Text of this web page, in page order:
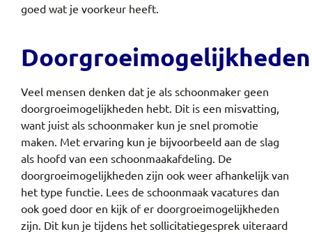
goed wat je voorkeur heeft.
Doorgroeimogelijkheden
Veel mensen denken dat je als schoonmaker geen
doorgroeimogelijkheden hebt. Dit is een misvatting,
want juist als schoonmaker kun je snel promotie
maken. Met ervaring kun je bijvoorbeeld aan de slag
als hoofd van een schoonmaakafdeling. De
doorgroeimogelijkheden zijn ook weer afhankelijk van
het type functie. Lees de schoonmaak vacatures dan
ook goed door en kijk of er doorgroeimogelijkheden
zijn. Dit kun je tijdens het sollicitatiegesprek uiteraard